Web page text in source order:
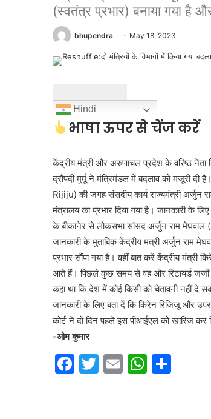
(स्वतंत्र प्रभार) बनाया गया है
bhupendra May 18, 2023
Hindi
भाषा ऊपर से चेंज करें
केंद्रीय मंत्री और अरुणाचल प्रदेश के वरिष्ठ नेता
द्रौपदी मुर्मू ने मंत्रिमंडल में बदलाव को मंजूरी दी
Rijiju) की जगह संसदीय कार्य राज्यमंत्री अर्जुन
मंत्रालय का प्रभार दिया गया है। जानकारी के
के बीकानेर से लोकसभा सांसद अर्जुन राम मेघवाल
जानकारी के मुताबिक केंद्रीय मंत्री अर्जुन राम
प्रभार सौंपा गया है। वहीं बात करें केंद्रीय मंत्री
आते हैं। पिछले कुछ समय से वह और रिटायर्ड जजों
कहा था कि देश में कोई किसी को चेतावनी नहीं दे
जानकारी के लिए बता दें कि किरेन रिजिजू और
कोर्ट ने दो दिन पहले इस पीआईएल को खारिज कर
-ओम कुमार
F
T
E
W